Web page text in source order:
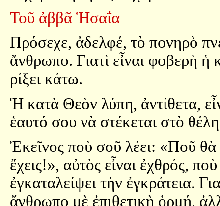
Τοῦ ἀββᾶ Ἡσαΐα
Πρόσεχε, ἀδελφέ, τὸ πονηρὸ
ἄνθρωπο. Γιατὶ εἶναι φοβερὴ
ρίξει κάτω.
Ἡ κατὰ Θεὸν λύπη, ἀντίθετα,
ἑαυτό σου νὰ στέκεται στὸ
Ἐκεῖνος ποὺ σοῦ λέει: «Ποῦ θὰ
ἔχεις!», αὐτὸς εἶναι ἐχθρός,
ἐγκαταλείψει τὴν ἐγκράτεια.
ἄνθρωπο μὲ ἐπιθετικὴ ὁρμή,